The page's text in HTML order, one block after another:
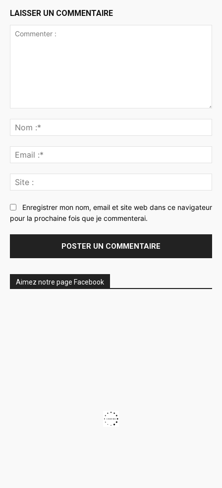
LAISSER UN COMMENTAIRE
:*
:*
:
Enregistrer mon nom, email et site web dans ce navigateur
pour la prochaine fois que je commenterai.
Aimez notre page Facebook